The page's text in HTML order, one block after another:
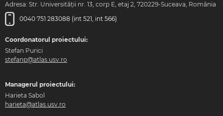
Adresa: Str. Universității nr. 13, corp E, etaj 2, 720229-Suceava, România
0040 751 283088 (int 521, int 566)
Coordonatorul proiectului:
Stefan Purici
stefanp@atlas.usv.ro
Managerul proiectului:
Harieta Sabol
harieta@atlas.usv.ro